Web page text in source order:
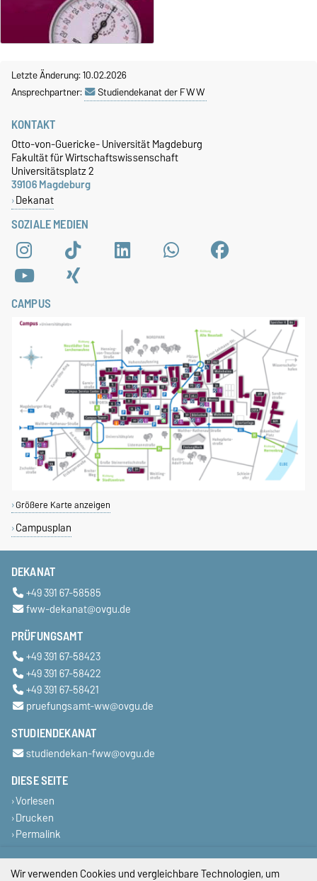
Letzte Änderung: 10.02.2026
Ansprechpartner:
Studiendekanat der FWW
SOZIALE MEDIEN
KONTAKT
Otto-von-Guericke- Universität Magdeburg
Fakultät für Wirtschaftswissenschaft
Universitätsplatz 2
39106 Magdeburg
Dekanat
CAMPUS
Größere Karte anzeigen
Campusplan
DEKANAT
+49 391 67-58585
fww-dekanat@ovgu.de
PRÜFUNGSAMT
+49 391 67-58423
+49 391 67-58422
+49 391 67-58421
pruefungsamt-ww@ovgu.de
STUDIENDEKANAT
studiendekan-fww@ovgu.de
DIESE SEITE
Vorlesen
Drucken
Permalink
Impressum
Wir verwenden Cookies und vergleichbare Technologien, um